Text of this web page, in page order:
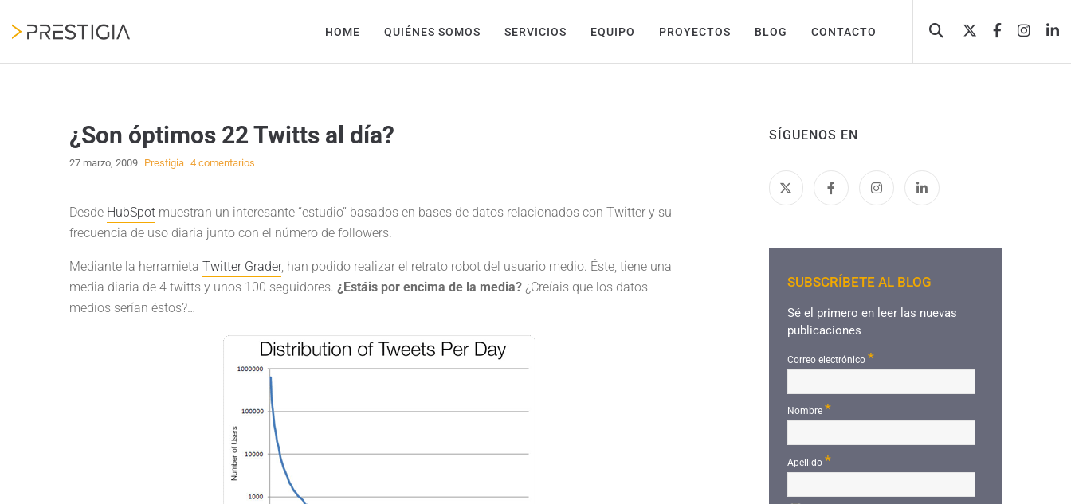
HOME QUIÉNES SOMOS SERVICIOS EQUIPO PROYECTOS BLOG CONTACTO
¿Son óptimos 22 Twitts al día?
27 marzo, 2009 Prestigia 4 comentarios
Desde HubSpot muestran un interesante “estudio” basados en bases de datos relacionados con Twitter y su
frecuencia de uso diaria junto con el número de followers.
Mediante la herramieta Twitter Grader, han podido realizar el retrato robot del usuario medio. Éste, tiene una
media diaria de 4 twitts y unos 100 seguidores. ¿Estáis por encima de la media? ¿Creíais que los datos
medios serían éstos?…
SÍGUENOS EN
SUBSCRÍBETE AL BLOG
Sé el primero en leer las nuevas
publicaciones
Correo electrónico *
Nombre *
Apellido *